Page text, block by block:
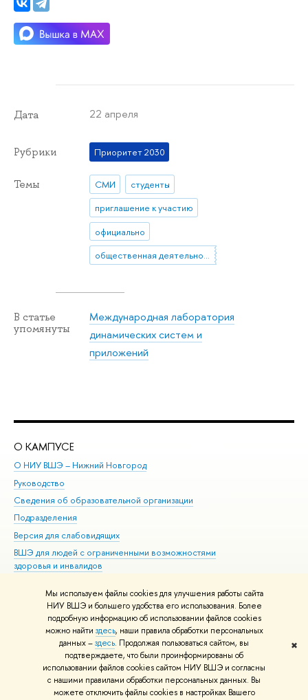
Мы используем файлы cookies для улучшения работы сайта
НИУ ВШЭ и большего удобства его использования. Более
подробную информацию об использовании файлов cookies
можно найти здесь, наши правила обработки персональных
данных –здесь. Продолжая пользоваться сайтом, вы
подтверждаете, что были проинформированы об
использовании файлов cookies сайтом НИУ ВШЭ и согласны
с нашими правилами обработки персональных данных. Вы
можете отключить файлы cookies в настройках Вашего
✖
Дата 22 апреля
Рубрики Приоритет 2030
Темы СМИ
студенты
приглашение к участию
официально
общественная деятельность
В статье
упомянуты
Международная лаборатория
динамических систем и
приложений
О КАМПУСЕ
О НИУ ВШЭ – Нижний Новгород
Руководство
Сведения об образовательной организации
Подразделения
Версия для слабовидящих
ВШЭ для людей с ограниченными возможностями
здоровья и инвалидов
© НИУ ВШЭ 1993–2026 Адреса и контакты Условия использования
материалов Политика конфиденциальности Карта сайта
Шрифты HSE Sans и HSE Slab разработаны вШколе дизайна НИУ ВШЭ